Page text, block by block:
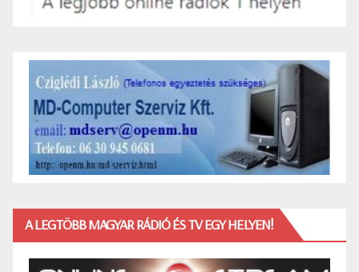
A LEGTÖBB MAGYAR RÁDIÓ ÉS TV EGY HELYEN!